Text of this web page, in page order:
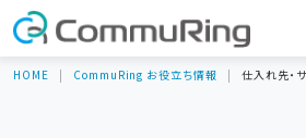
HOME CommuRing お役立ち情報 仕入れ先・